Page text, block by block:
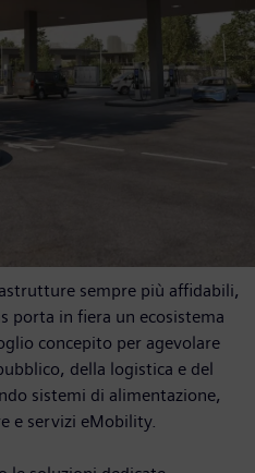
sempre più affidabili,
porta in fiera un ecosistema
concepito per agevolare
della logistica e del
sistemi di alimentazione,
e servizi eMobility.